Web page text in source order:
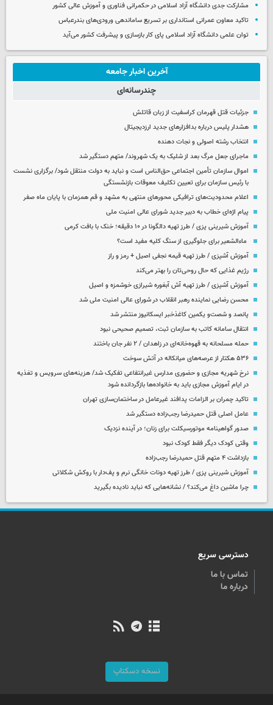
مشارکت جدی دانشگاه آزاد اسلامی در حکمرانی فناوری و آموزش عالی کشور
تاکید معاون عمرانی استانداری بر تسریع ساماندهی ورودی‌های بندرعباس
توان علمی دانشگاه آزاد اسلامی پای کار بازسازی و پیشرفت کشور می‌آید
آخرین اخبار جامعه
چندرسانه‌ای
جزئیات قتل قهرمان کراسفیت از زبان قاتلش
هشدار پلیس درباره بدافزارهای جدید ارزدیجیتال
انتخاب رشته اصولی و نجات دهنده
ماجرای جعل مرگ بعد از شلیک به یک شهروند/ متهم دستگیر شد
اموال سازمان تأمین اجتماعی حق‌الناس است و نباید به دولت منتقل شود/ برگزاری نشست
با رئیس سازمان برای تعیین تکلیف معوقات بازنشستگی
اعلام محدودیت‌های ترافیکی محورهای منتهی به مشهد و قم همزمان با پایان ماه صفر
پیام اژه‌ای خطاب به دبیر جدید شورای عالی امنیت ملی
آموزش شیرینی پزی / طرز تهیه دالگونا در ۱۰ دقیقه؛ خنک با بافت کرمی
ماءالشعیر برای جلوگیری از سنگ کلیه مفید است؟
آموزش آشپزی / طرز تهیه قیمه نجفی اصیل + رمز و راز
رژیم غذایی که حال روحی‌تان را بهتر می‌کند
آموزش آشپزی / طرز تهیه آش آبغوره شیرازی خوشمزه و اصیل
محسن رضایی نماینده رهبر انقلاب در شورای عالی امنیت ملی شد
پانصد و شصت‌و یکمین کاغذخبر ایسکانیوز منتشر شد
انتقال سامانه کاتب به سازمان ثبت، تصمیم صحیحی نبود
حمله مسلحانه به قهوه‌خانه‌ای در زاهدان / ۲ نفر جان باختند
۵۳۶ هکتار از عرصه‌های میانکاله در آتش سوخت
نرخ شهریه مجازی و حضوری مدارس غیرانتفاعی تفکیک شد/ هزینه‌های سرویس و تغذیه
در ایام آموزش مجازی باید به خانواده‌ها بازگردانده شود
تاکید چمران بر الزامات پدافند غیرعامل در ساختمان‌سازی تهران
عامل اصلی قتل حمیدرضا رجب‌زاده دستگیر شد
صدور گواهینامه موتورسیکلت برای زنان؛ در آینده نزدیک
وقتی کودک دیگر فقط کودک نبود
بازداشت ۴ متهم قتل حمیدرضا رجب‌زاده
آموزش شیرینی پزی / طرز تهیه دونات خانگی نرم و پف‌دار با روکش شکلاتی
چرا ماشین داغ می‌کند؟ / نشانه‌هایی که نباید نادیده بگیرید
دسترسی سریع
تماس با ما
درباره ما
نسخه دسکتاپ